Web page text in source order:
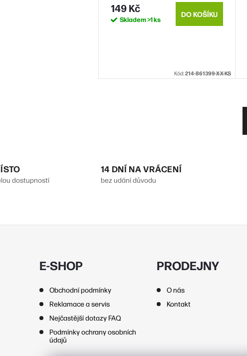
149 Kč
Skladem>1 ks
DO KOŠÍKU
Kód:214-861399-X-X-KS
á
d
c
v
k
y
v
dostupností
14 DNÍ NA VRÁCENÍ
bez udání důvodu
E-SHOP
Obchodní podmínky
Reklamace a servis
Nejčastější dotazy FAQ
Podmínky ochrany osobních
údajů
PRODEJNY
O nás
Kontakt